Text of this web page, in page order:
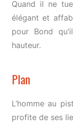
Quand il ne
élégant et
pour Bond
hauteur.
Plan
L’homme au
profite de ses